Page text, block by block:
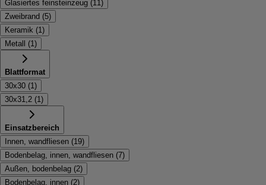
Glasiertes feinsteinzeug (11 )
Zweibrand (5)
Keramik (1 )
Metall
(1 )
Blattformat
30x30 (1 )
30x31,2 (1 )
Einsatzbereich
Innen, wandfliesen (19)
Bodenbelag, innen, wandfliesen (7)
Außen, bodenbelag (2)
Bodenbelag, innen (2)